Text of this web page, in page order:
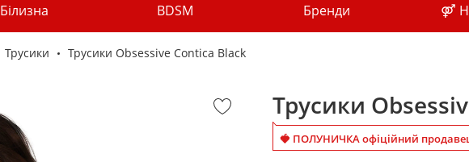
Білизна BDSM Бренди ⚤
Трусики Трусики Obsessive Contica Black
Трусики
🍓 ПОЛУНИЧКА офіційний